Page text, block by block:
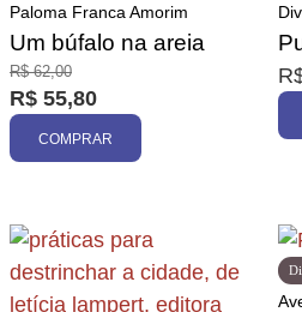
Paloma Franca Amorim
Um búfalo na areia
R$62,00
R$ 55,80
COMPRAR